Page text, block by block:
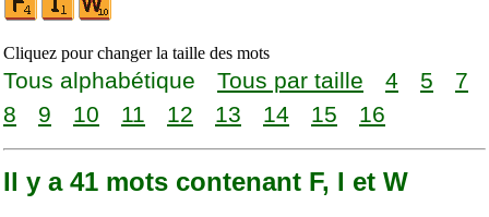
Cliquez pour changer la taille des mots
Tous alphabétique Tous par taille 4 5
7
8
9 10 11 12 13 14 15 16
Il y a 41 mots contenant F, I et W